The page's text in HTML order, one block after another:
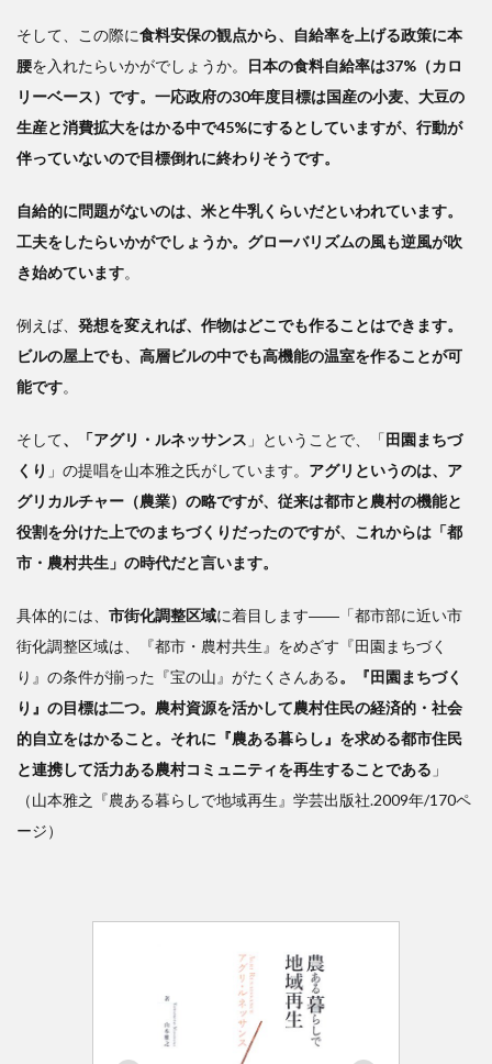
そして、この際に食料安保の観点から、自給率を上げる政策に本
腰を入れたらいかがでしょうか。
日本の食料自給率は37%（カロ
リーベース）です。一応政府の30年度目標は国産の小麦、大豆の
生産と消費拡大をはかる中で45%にするとしていますが、行動が
伴っていないので目標倒れに終わりそうです。
自給的に問題がないのは、米と牛乳くらいだといわれています。
工夫をしたらいかがでしょうか。グローバリズムの風も逆風が吹
き始めています。
例えば、 発想を変えれば、作物はどこでも作ることはできます。
ビルの屋上でも、高層ビルの中でも高機能の温室を作ることが可
能です。
そして、「アグリ・ルネッサンス 」ということで、「田園まちづ
くり 」の提唱を山本雅之氏がしています。 アグリというのは、ア
グリカルチャー（農業）の略ですが、従来は都市と農村の機能と
役割を分けた上でのまちづくりだったのですが、これからは「都
市・農村共生」の時代だと言います。
具体的には、 市街化調整区域に着目します――「都市部に近い市
街化調整区域は、『都市・農村共生』をめざす『田園まちづく
り』の条件が揃った『宝の山』がたくさんある。『田園まちづく
り』の目標は二つ。農村資源を活かして農村住民の経済的・社会
的自立をはかること。それに『農ある暮らし』を求める都市住民
と連携して活力ある農村コミュニティを再生することである 」
（山本雅之『農ある暮らしで地域再生』学芸出版社.2009年/170ペ
ージ）